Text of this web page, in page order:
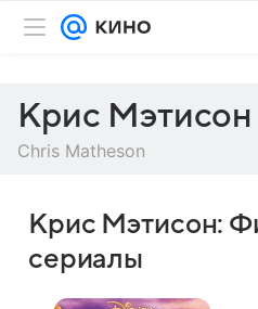
Крис Мэтисон
Chris Matheson
Крис Мэтисон:
сериалы